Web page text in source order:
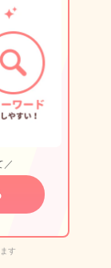
／
す